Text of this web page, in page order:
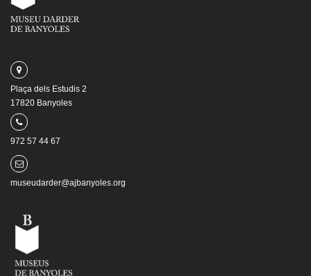
Plaça dels Estudis 2
17820 Banyoles
972 57 44 67
museudarder@ajbanyoles.org